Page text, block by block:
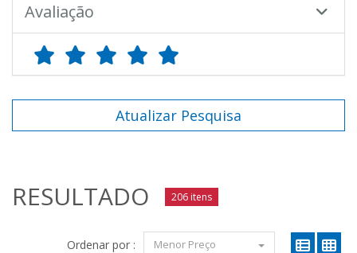
Avaliação
Atualizar Pesquisa
RESULTADO 206 itens
Ordenar por : Menor Preço